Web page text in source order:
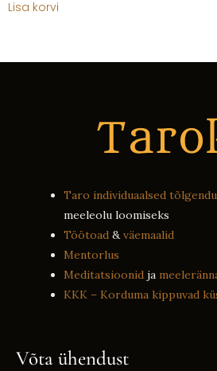
Lisa korvi
Taro individuaalsed
meeleolu loomiseks
Töötoad &väemaalid
Mentorlus
Meditatsioonid ja
KKK – Korduma kippuvad
Võta ühendust